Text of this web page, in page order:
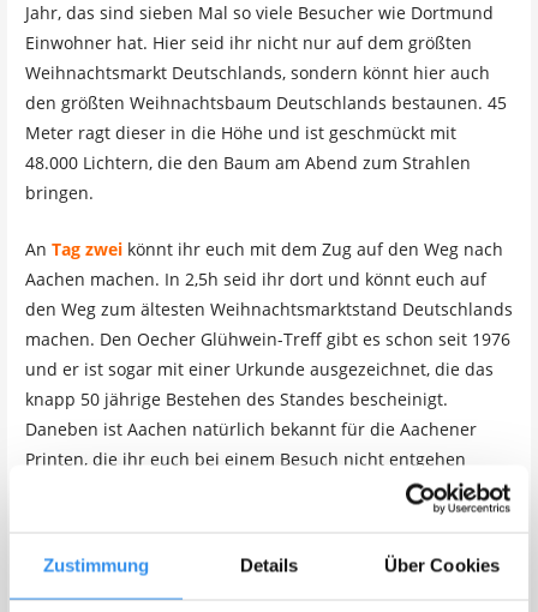
Zustimmung Details Über Cookies
Jahr, das sind sieben Mal so viele Besucher wie Dortmund
Einwohner hat. Hier seid ihr nicht nur auf dem größten
Weihnachtsmarkt Deutschlands, sondern könnt hier auch
den größten Weihnachtsbaum Deutschlands bestaunen. 45
Meter ragt dieser in die Höhe und ist geschmückt mit
48.000 Lichtern, die den Baum am Abend zum Strahlen
bringen.
An Tag zweikönnt ihr euch mit dem Zug auf den Weg nach
Aachen machen. In 2,5h seid ihr dort und könnt euch auf
den Weg zum ältesten Weihnachtsmarktstand Deutschlands
machen. Den Oecher Glühwein-Treff gibt es schon seit 1976
und er ist sogar mit einer Urkunde ausgezeichnet, die das
knapp 50 jährige Bestehen des Standes bescheinigt.
Daneben ist Aachen natürlich bekannt für die Aachener
Printen, die ihr euch bei einem Besuch nicht entgehen
Bonner Weihnachtsmarkt besticht durch seine einzigartige
Mischung aus Kunsthandwerk und kulinarischer Vielfalt.